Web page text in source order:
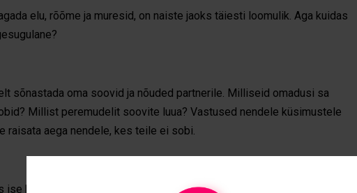
elu, rõõme ja muresid, on naiste jaoks täiesti loomulik. Aga kuidas
sõnastada oma soovid ja nõuded partnerile. Milliseid omadusi sa
Millist peremudelit soovite luua? Vastused nendele küsimustele
raisata aega nendele, kes teile ei sobi.
koputab teie uksele. Külastage kohti, kus saate kohtuda uute